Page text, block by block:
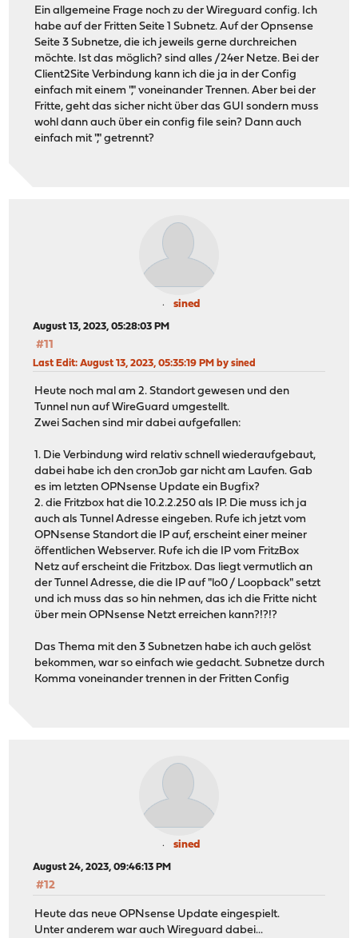
Ein allgemeine Frage noch zu der Wireguard config. Ich
habe auf der Fritten Seite 1 Subnetz. Auf der Opnsense
Seite 3 Subnetze, die ich jeweils gerne durchreichen
möchte. Ist das möglich? sind alles /24er Netze. Bei der
Client2Site Verbindung kann ich die ja in der Config
einfach mit einem "," voneinander Trennen. Aber bei der
Fritte, geht das sicher nicht über das GUI sondern muss
wohl dann auch über ein config file sein? Dann auch
einfach mit "," getrennt?
sined
August 13, 2023, 05:28:03 PM
#11
Last Edit: August 13, 2023, 05:35:19 PM by sined
Heute noch mal am 2. Standort gewesen und den
Tunnel nun auf WireGuard umgestellt.
Zwei Sachen sind mir dabei aufgefallen:
1. Die Verbindung wird relativ schnell wiederaufgebaut,
dabei habe ich den cronJob gar nicht am Laufen. Gab
es im letzten OPNsense Update ein Bugfix?
2. die Fritzbox hat die 10.2.2.250 als IP. Die muss ich ja
auch als Tunnel Adresse eingeben. Rufe ich jetzt vom
OPNsense Standort die IP auf, erscheint einer meiner
öffentlichen Webserver. Rufe ich die IP vom FritzBox
Netz auf erscheint die Fritzbox. Das liegt vermutlich an
der Tunnel Adresse, die die IP auf "lo0 / Loopback" setzt
und ich muss das so hin nehmen, das ich die Fritte nicht
über mein OPNsense Netzt erreichen kann?!?!?
Das Thema mit den 3 Subnetzen habe ich auch gelöst
bekommen, war so einfach wie gedacht. Subnetze durch
Komma voneinander trennen in der Fritten Config
sined
August 24, 2023, 09:46:13 PM
#12
Heute das neue OPNsense Update eingespielt.
Unter anderem war auch Wireguard dabei...